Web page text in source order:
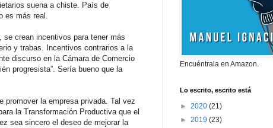
suena a chiste. País de
es más real.
se crean incentivos para tener más
y trabas. Incentivos contrarios a la
discurso en la Cámara de Comercio
progresista”. Sería bueno que la
promover la empresa privada. Tal vez
la Transformación Productiva que el
sea sincero el deseo de mejorar la
Encuéntrala en Amazon.
Lo escrito, escrito está
► 2020 (21)
► 2019 (23)